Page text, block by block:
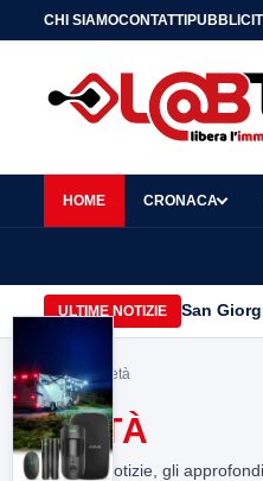
CHI SIAMOCONTATTI
HOME CRONACA
ULTIME NOTIZIE San
Home> pietà
PIETÀ
Tutte le notizie, gli